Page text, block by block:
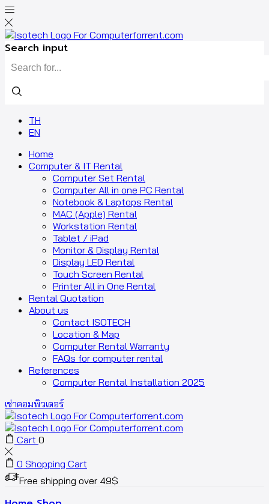
Search input
TH
EN
Home
Computer & IT Rental
Computer Set Rental
Computer All in one PC Rental
Notebook & Laptops Rental
MAC (Apple) Rental
Workstation Rental
Tablet / iPad
Monitor & Display Rental
Display LED Rental
Touch Screen Rental
Printer All in One Rental
Rental Quotation
About us
Contact ISOTECH
Location & Map
Computer Rental Warranty
FAQs for computer rental
References
Computer Rental Installation 2025
เช่าคอมพิวเตอร์
Cart 0
0 Shopping Cart
Free shipping over 49$